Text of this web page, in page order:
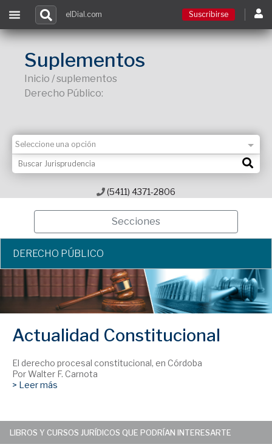
elDial.com Suscribirse
Suplementos
Inicio / suplementos
Derecho Público:
(5411) 4371-2806
Secciones
DERECHO PÚBLICO
Actualidad Constitucional
El derecho procesal constitucional, en Córdoba
Por Walter F. Carnota
> Leer más
LIBROS Y CURSOS JURÍDICOS QUE PODRÍAN INTERESARTE